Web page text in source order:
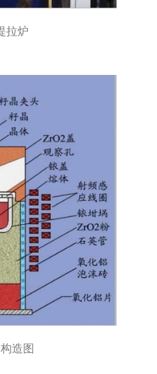
拉炉
造图